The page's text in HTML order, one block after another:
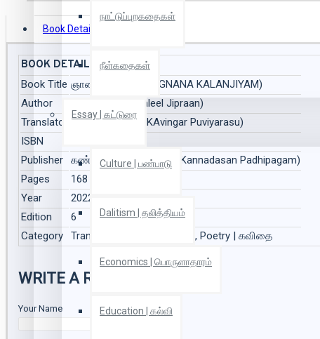
நாட்டுப்புறகதைகள்
நீள்கதைகள்
Essay | கட்டுரை
Culture | பண்பாடு
Dalitism | தலித்தியம்
Economics | பொருளாதாரம்
Education | கல்வி
Book Details
BOOK DETAILS
Book Title ஞானக் களஞ்சியம் (GNANA KALANJIYAM)
Author
கலீல் ஜிப்ரான் (Kaleel Jipraan)
Translator
கவிஞர் புவியரசு (KAvingar Puviyarasu)
ISBN
Publisher
கண்ணதாசன் பதிப்பகம் (Kannadasan Padhipagam)
Pages
168
Year
2022
Edition
6
Category
Translation | மொழிபெயர்ப்பு, Poetry | கவிதை
WRITE A REVIEW
Your Name